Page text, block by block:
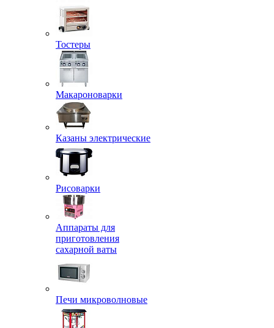
Тостеры
Макароноварки
Казаны электрические
Рисоварки
Аппараты для
приготовления
сахарной ваты
Печи микроволновые